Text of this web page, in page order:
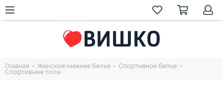
Главная Женское нижнее белье
Спортивное белье
Спортивные топы